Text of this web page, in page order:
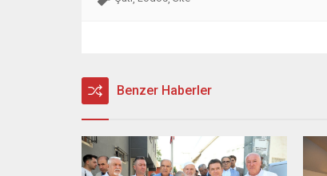
Benzer Haberler